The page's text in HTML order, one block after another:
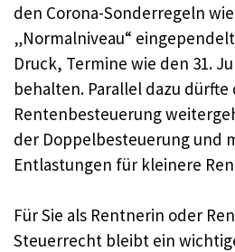
den Corona-Sonderregeln
„Normalniveau“
Druck, Termine wie den 31.
behalten. Parallel dazu dürfte
Rentenbesteuerung
der Doppelbesteuerung und
Entlastungen für kleinere
Für Sie als Rentnerin oder
Steuerrecht bleibt ein